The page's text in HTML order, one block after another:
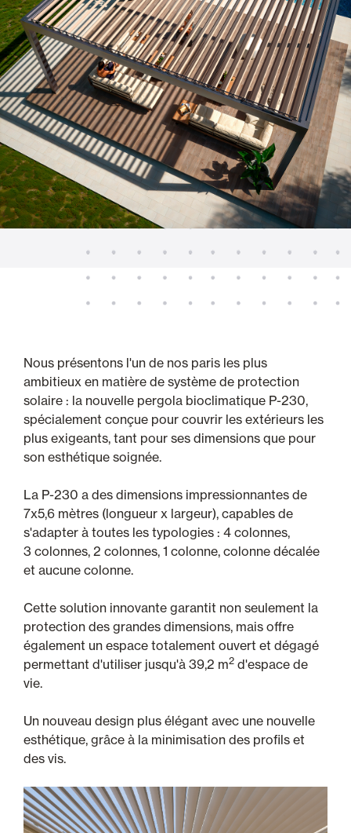
Nous présentons l'un de nos paris les plus
ambitieux en matière de système de protection
solaire : la nouvelle pergola bioclimatique P-230,
spécialement conçue pour couvrir les extérieurs les
plus exigeants, tant pour ses dimensions que pour
son esthétique soignée.
La P-230 a des dimensions impressionnantes de
7x5,6 mètres (longueur x largeur), capables de
s'adapter à toutes les typologies : 4 colonnes,
3 colonnes, 2 colonnes, 1 colonne, colonne décalée
et aucune colonne.
Cette solution innovante garantit non seulement la
protection des grandes dimensions, mais offre
également un espace totalement ouvert et dégagé
permettant d'utiliser jusqu'à 39,2 m2 d'espace de
vie.
Un nouveau design plus élégant avec une nouvelle
esthétique, grâce à la minimisation des profils et
des vis.